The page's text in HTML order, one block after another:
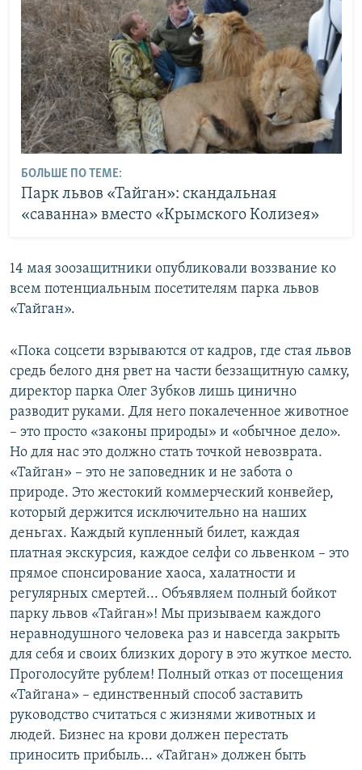
БОЛЬШЕ ПО ТЕМЕ:
Парк львов «Тайган»: скандальная
«саванна» вместо «Крымского Колизея»
14 мая зоозащитники опубликовали воззвание ко
всем потенциальным посетителям парка львов
«Тайган».
«Пока соцсети взрываются от кадров, где стая львов
средь белого дня рвет на части беззащитную самку,
директор парка Олег Зубков лишь цинично
разводит руками. Для него покалеченное животное
– это просто «законы природы» и «обычное дело».
Но для нас это должно стать точкой невозврата.
«Тайган» – это не заповедник и не забота о
природе. Это жестокий коммерческий конвейер,
который держится исключительно на наших
деньгах. Каждый купленный билет, каждая
платная экскурсия, каждое селфи со львенком – это
прямое спонсирование хаоса, халатности и
регулярных смертей... Объявляем полный бойкот
парку львов «Тайган»! Мы призываем каждого
неравнодушного человека раз и навсегда закрыть
для себя и своих близких дорогу в это жуткое место.
Проголосуйте рублем! Полный отказ от посещения
«Тайгана» – единственный способ заставить
руководство считаться с жизнями животных и
людей. Бизнес на крови должен перестать
приносить прибыль... «Тайган» должен быть